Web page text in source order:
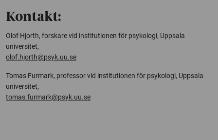
Kontakt:
Olof Hjorth, forskare vid institutionen för psykologi, Uppsala
universitet,
olof.hjorth@psyk.uu.se
Tomas Furmark, professor vid institutionen för psykologi, Uppsala
universitet,
tomas.furmark@psyk.uu.se